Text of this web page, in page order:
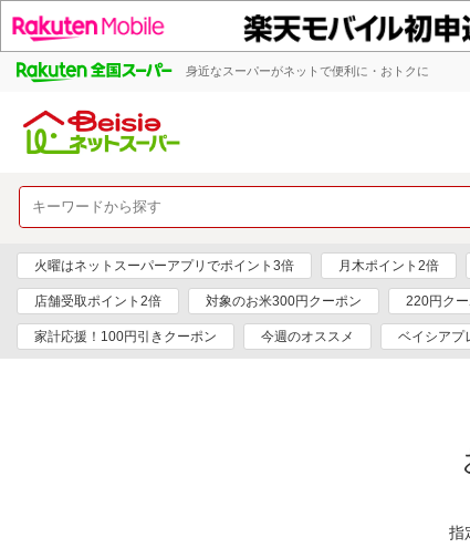
身近なスーパーがネットで便利に・おトクに
火曜はネットスーパーアプリでポイント3倍 月木ポイント2倍
店舗受取ポイント2倍 対象のお米300円クーポン 220円ク
家計応援！100円引きクーポン 今週のオススメ ベイシアプ
指